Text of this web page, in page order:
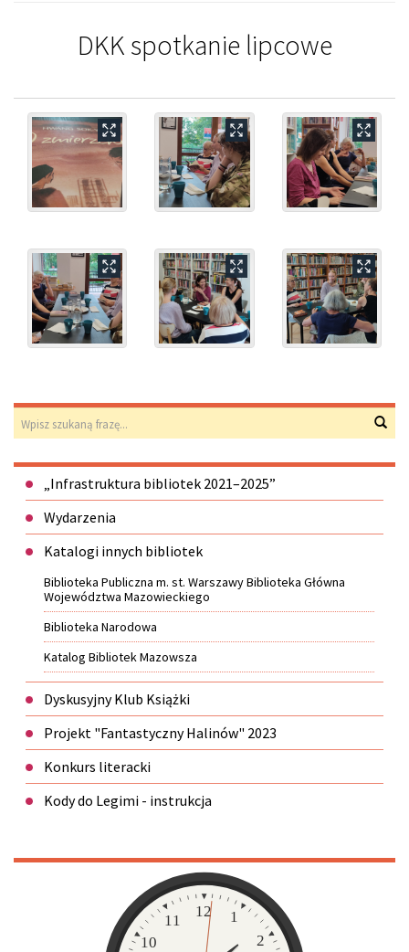
DKK spotkanie lipcowe
Wyszukiwarka
Menu„Infrastruktura bibliotek 2021–2025”
Wydarzenia
Katalogi innych bibliotek
Biblioteka Publiczna m. st. Warszawy Biblioteka Główna
Województwa Mazowieckiego
Biblioteka Narodowa
Katalog Bibliotek Mazowsza
Dyskusyjny Klub Książki
Projekt "Fantastyczny Halinów" 2023
Konkurs literacki
Kody do Legimi - instrukcja
1
2
10
11
12